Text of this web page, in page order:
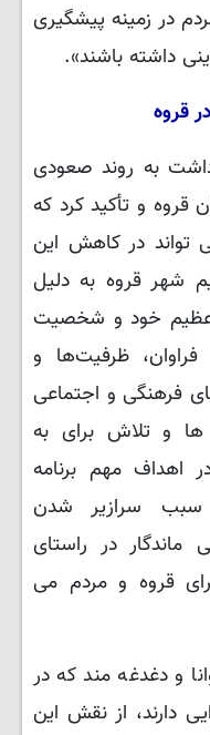
در زمینه پیشگیری
داشته باشند».
قروه
به روند صعودی
و تأکید کرد که
تواند در کاهش این
شهر قروه به دلیل
عظیم خود و شخصیت
ظرفیت‌ها و
فرهنگی و اجتماعی
و تلاش برای به‌
اهداف مهم برنامه
سرازیر شدن
ماندگار در راستای
قروه و مردم می
و دغدغه ‌مند که در
دارند، از نقش این